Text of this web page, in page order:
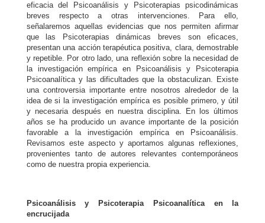
eficacia del Psicoanálisis y Psicoterapias psicodinámicas
breves respecto a otras intervenciones. Para ello,
señalaremos aquellas evidencias que nos permiten afirmar
que las Psicoterapias dinámicas breves son eficaces,
presentan una acción terapéutica positiva, clara, demostrable
y repetible. Por otro lado, una reflexión sobre la necesidad de
la investigación empírica en Psicoanálisis y Psicoterapia
Psicoanalítica y las dificultades que la obstaculizan. Existe
una controversia importante entre nosotros alrededor de la
idea de si la investigación empírica es posible primero, y útil
y necesaria después en nuestra disciplina. En los últimos
años se ha producido un avance importante de la posición
favorable a la investigación empírica en Psicoanálisis.
Revisamos este aspecto y aportamos algunas reflexiones,
provenientes tanto de autores relevantes contemporáneos
como de nuestra propia experiencia.
Psicoanálisis y Psicoterapia Psicoanalítica en la
encrucijada